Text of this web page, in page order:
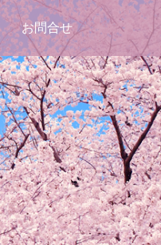
お問合せ